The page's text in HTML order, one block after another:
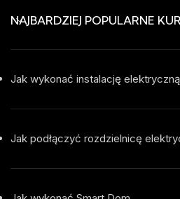
NAJBARDZIEJ POPULARNE
Jak wykonać instalację
Jak podłączyć rozdzielnicę